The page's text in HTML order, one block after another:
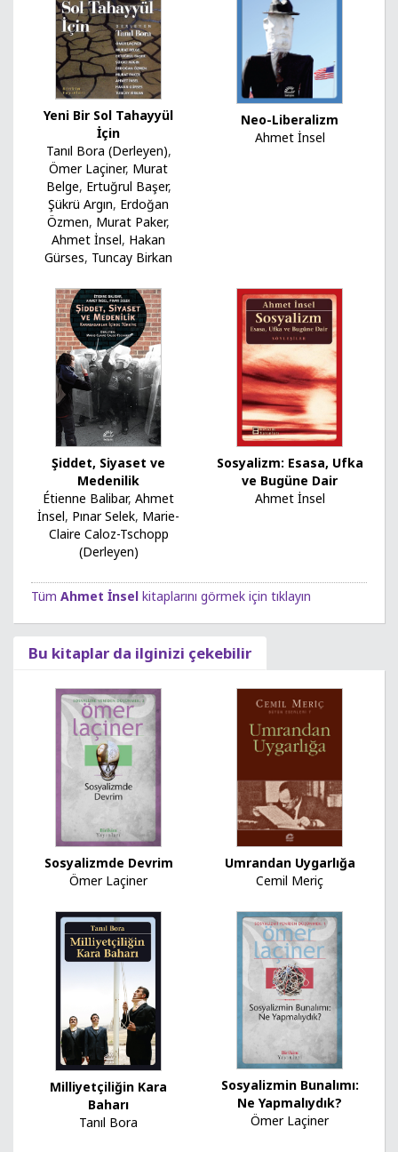
Yeni Bir Sol Tahayyül
İçin
Tanıl Bora (Derleyen),
Ömer Laçiner, Murat
Belge, Ertuğrul Başer,
Şükrü Argın, Erdoğan
Özmen, Murat Paker,
Ahmet İnsel, Hakan
Gürses, Tuncay Birkan
Neo-Liberalizm
Ahmet İnsel
Şiddet, Siyaset ve
Medenilik
Étienne Balibar, Ahmet
İnsel, Pınar Selek, Marie-
Claire Caloz-Tschopp
(Derleyen)
Sosyalizm: Esasa, Ufka
ve Bugüne Dair
Ahmet İnsel
Tüm Ahmet İnsel kitaplarını görmek için tıklayın
Bu kitaplar da ilginizi çekebilir
Sosyalizmde Devrim
Ömer Laçiner
Umrandan Uygarlığa
Cemil Meriç
Milliyetçiliğin Kara
Baharı
Tanıl Bora
Sosyalizmin Bunalımı:
Ne Yapmalıydık?
Ömer Laçiner